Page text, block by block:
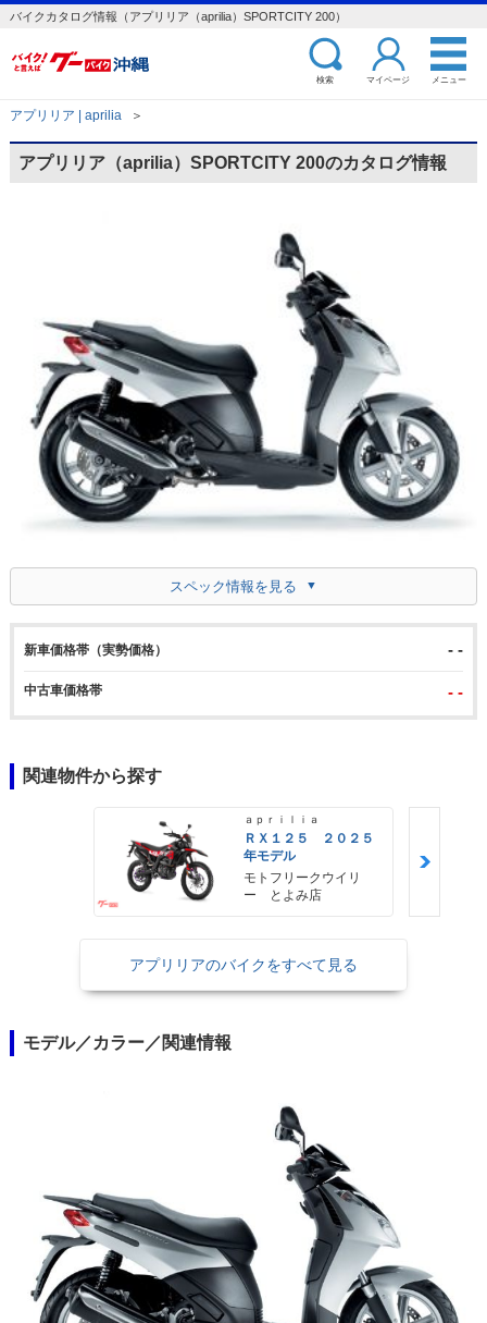
バイクカタログ情報（アプリリア（aprilia）SPORTCITY 200）
検索 マイページ メニュー
アプリリア | aprilia ＞
アプリリア（aprilia）SPORTCITY 200のカタログ情報
スペック情報を見る
新車価格帯（実勢価格） - -
中古車価格帯 - -
関連物件から探す
ａｐｒｉｌｉａ
ＲＸ１２５ ２０２５
年モデル
モトフリークウイリ
ー とよみ店
アプリリアのバイクをすべて見る
モデル／カラー／関連情報